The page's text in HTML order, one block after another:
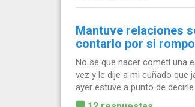
Mantuve relaciones
contarlo por si
No se que hacer cometí una
vez y le dije a mi cuñado que
ayer estuve a punto de decirle